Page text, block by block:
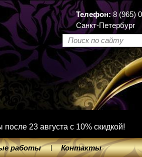
Телефон:8 (965)
Санкт-Петербург
23 августа с 10% скидкой!
работы Контакты